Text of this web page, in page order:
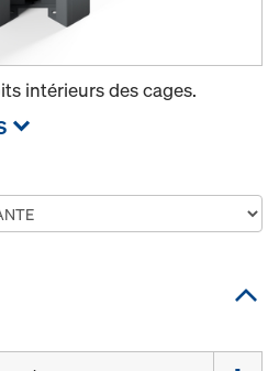
intérieurs des cages.